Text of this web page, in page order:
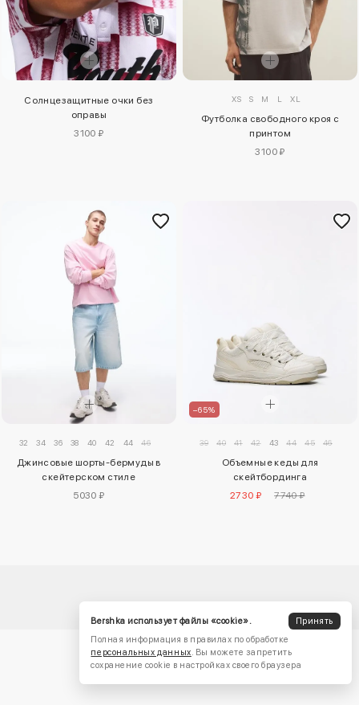
Солнцезащитные очки без
оправы
3100 ₽
XS S M L XL
Футболка свободного кроя с
принтом
3100 ₽
32 34 36 38 40 42 44 46
Джинсовые шорты-бермуды в
скейтерском стиле
5030 ₽
–65%
39 40 41 42 43 44 45 46
Объемные кеды для
скейтбординга
2730 ₽
7740 ₽
Bershka использует файлы «cookie».
Принять
Полная информация в правилах по обработке
персональных данных. Вы можете запретить
сохранение cookie в настройках своего браузера